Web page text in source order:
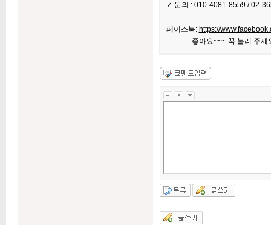
✓ 문의 : 010-4081-8559 / 02-
페이스북: https://
좋아요~~~ 꾹 눌러 주세